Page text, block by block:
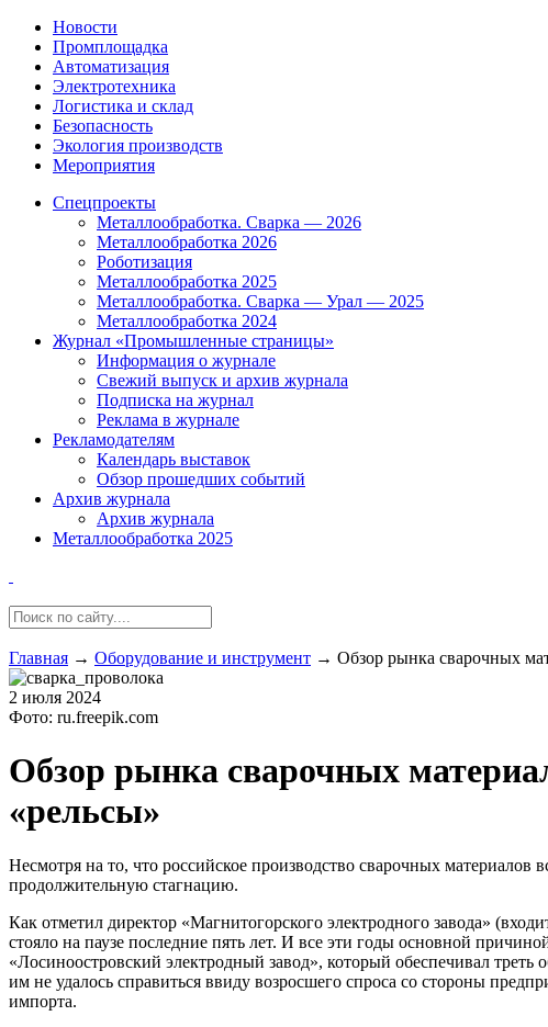
Новости
Промплощадка
Автоматизация
Электротехника
Логистика и склад
Безопасность
Экология производств
Мероприятия
Спецпроекты
Металлообработка. Сварка — 2026
Металлообработка 2026
Роботизация
Металлообработка 2025
Металлообработка. Сварка — Урал — 2025
Металлообработка 2024
Журнал «Промышленные страницы»
Информация о журнале
Свежий выпуск и архив журнала
Подписка на журнал
Реклама в журнале
Рекламодателям
Календарь выставок
Обзор прошедших событий
Архив журнала
Архив журнала
Металлообработка 2025
Главная → Оборудование и инструмент → Обзор рынка сварочных
2 июля 2024
Фото: ru.freepik.com
Обзор рынка сварочных
«рельсы»
Несмотря на то, что российское производство сварочных материалов
продолжительную стагнацию.
Как отметил директор «Магнитогорского электродного завода»
стояло на паузе последние пять лет. И все эти годы основной
«Лосиноостровский электродный завод», который обеспечивал треть
им не удалось справиться ввиду возросшего спроса со стороны
импорта.